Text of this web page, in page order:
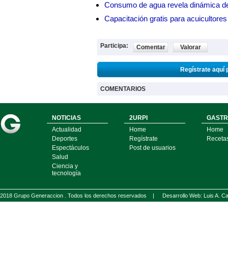
Consumo de agua revela dinámica
Capacitación gratis para
Participa: Comentar Valorar
Regístrate aquí
COMENTARIOS
NOTICIAS
Actualidad
Deportes
Espectáculos
Salud
Ciencia y
tecnología
2URPI
Home
Regístrate
Post de usuarios
Home
2018 Grupo Generaccion . Todos los derechos reservados | Desarrollo Web: Luis